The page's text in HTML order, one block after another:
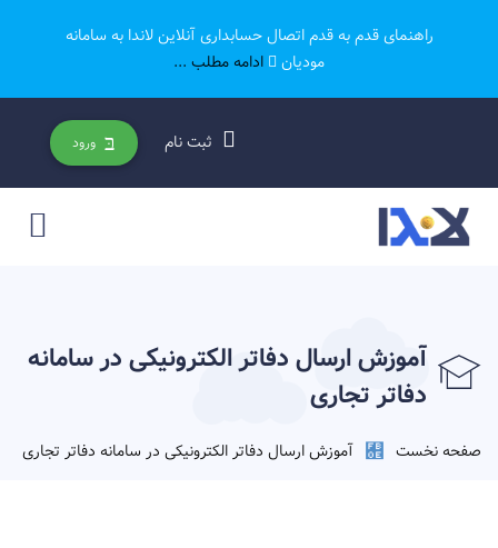
راهنمای قدم به قدم اتصال حسابداری آنلاین لاندا به سامانه
مودیان
ادامه مطلب ...
ثبت نام ورود
آموزش ارسال دفاتر الکترونیکی در سامانه
دفاتر تجاری
صفحه نخست آموزش ارسال دفاتر الکترونیکی در سامانه دفاتر تجاری